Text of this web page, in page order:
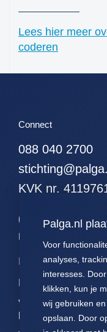
Palga.nl
Voor
analyses,
interesses.
klikken, kun je
wij gebruiken
opslaan. Door
Lees hier meer
coderen
Connect
088 040 2700
KVK nr.
Palga links
Impact
Data
Voor
pathologen